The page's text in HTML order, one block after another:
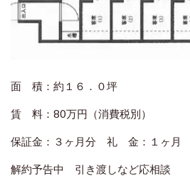
面 積：約１６．０坪
賃 料：80万円（消費税別）
保証金：３ヶ月分 礼 金：１ヶ月
解約予告中 引き渡しなど応相談